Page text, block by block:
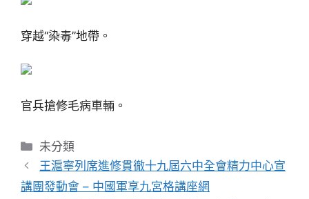
穿越“染毒”地帶。
官兵搶修毛病車輛。
分
類
未分類
王滬寧列席進修貫徹十九屆六中全會精力中心宣
講團發動會 – 中國軍享九宮格講座網